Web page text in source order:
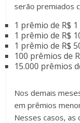
serão premiados
1 prêmio de R$
1 prêmio de R$
1 prêmio de R$
100 prêmios de
15.000 prêmios
Nos demais
em prêmios
Nesses casos, as